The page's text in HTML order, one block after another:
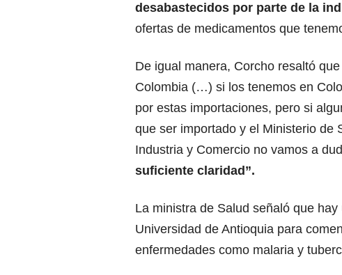
desabastecidos por parte de la
ofertas de medicamentos que
De igual manera, Corcho resaltó
Colombia (…) si los tenemos en
por estas importaciones, pero si
que ser importado y el Ministerio de
Industria y Comercio no vamos a
suficiente claridad”.
La ministra de Salud señaló que
Universidad de Antioquia para
enfermedades como malaria y